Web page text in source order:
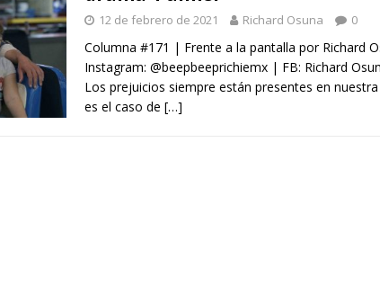
12 de febrero de 2021 Richard Osuna 0
Columna #171 | Frente a la pantalla por Richard
Instagram: @beepbeeprichiemx | FB: Richard
Los prejuicios siempre están presentes en
es el caso de […]